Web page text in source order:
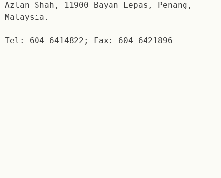
Azlan Shah, 11900 Bayan Lepas, Penang,
Malaysia.
Tel: 604-6414822; Fax: 604-6421896